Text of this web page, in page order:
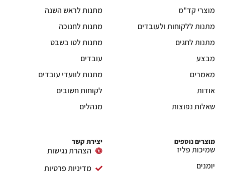
מוצרי קד"מ
מתנות ללקוחות ולעובדים
מתנות לחגים
מבצע
מאמרים
אודות
שאלות נפוצות
מתנות לראש השנה
מתנות לחנוכה
מתנות לטו בשבט
עובדים
מתנות לוועדי עובדים
לקוחות חשובים
מנהלים
מוצרים נוספים
שמיכות פליז
יומנים
יצירת קשר
הצהרת נגישות
מדיניות פרטיות